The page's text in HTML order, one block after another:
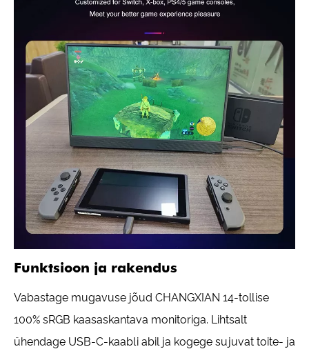
Funktsioon ja rakendus
Vabastage mugavuse jõud CHANGXIAN 14-tollise
100% sRGB kaasaskantava monitoriga. Lihtsalt
ühendage USB-C-kaabli abil ja kogege sujuvat toite- ja